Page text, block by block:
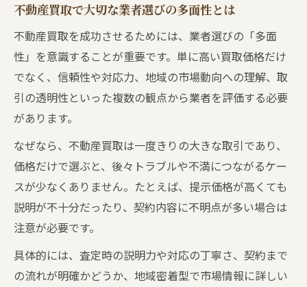
不動産買取で大切な業者選びの多面性とは
不動産買取を成功させるためには、業者選びの「多面
性」を意識することが重要です。単に高い買取価格だけ
でなく、信頼性や対応力、地域の市場動向への理解、取
引の透明性といった複数の観点から業者を評価する必要
があります。
なぜなら、不動産買取は一度きりの大きな取引であり、
価格だけで選ぶと、後々トラブルや不満につながるケー
スが少なくありません。たとえば、提示価格が高くても
説明が不十分だったり、契約内容に不明点が多い場合は
注意が必要です。
具体的には、査定時の説明力や対応の丁寧さ、契約まで
の流れが明確かどうか、地域密着型で市場情報に詳しい